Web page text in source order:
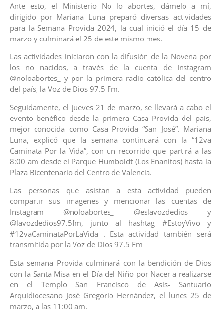
Ante esto, el Ministerio No lo abortes, dámelo a mí,
dirigido por Mariana Luna preparó diversas actividades
para la Semana Provida 2024, la cual inició el día 15 de
marzo y culminará el 25 de este mismo mes.
Las actividades iniciaron con la difusión de la Novena por
los no nacidos, a través de la cuenta de Instagram
@noloabortes_ y por la primera radio católica del centro
del país, la Voz de Dios 97.5 Fm.
Seguidamente, el jueves 21 de marzo, se llevará a cabo el
evento benéfico desde la primera Casa Provida del país,
mejor conocida como Casa Provida “San José”. Mariana
Luna, explicó que la semana continuará con la “12va
Caminata Por la Vida”, con un recorrido que partirá a las
8:00 am desde el Parque Humboldt (Los Enanitos) hasta la
Plaza Bicentenario del Centro de Valencia.
Las personas que asistan a esta actividad pueden
compartir sus imágenes y mencionar las cuentas de
Instagram @noloabortes_ @eslavozdedios y
@lavozdedios97.5fm, junto al hashtag #EstoyVivo y
#12vaCaminataPorLaVida . Esta actividad también será
transmitida por la Voz de Dios 97.5 Fm
Esta semana Provida culminará con la bendición de Dios
con la Santa Misa en el Día del Niño por Nacer a realizarse
en el Templo San Francisco de Asís- Santuario
Arquidiocesano José Gregorio Hernández, el lunes 25 de
marzo, a las 11:00 am.